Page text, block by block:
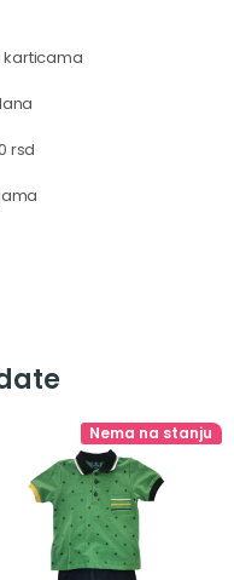
rsd
Nema na stanju